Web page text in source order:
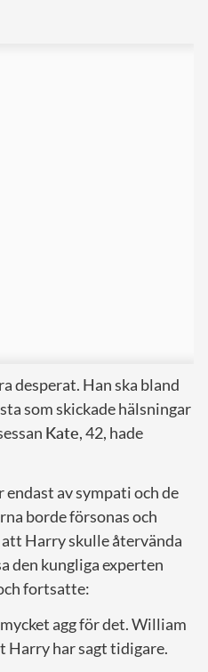
desperat. Han ska bland
som skickade hälsningar
Kate, 42, hade
av sympati och de
borde försonas och
Harry skulle återvända
den kungliga experten
fortsatte:
agg för det. William
Harry har sagt tidigare.